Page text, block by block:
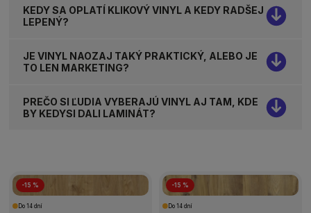
KEDY SA OPLATÍ KLIKOVÝ VINYL A KEDY RADŠEJ
LEPENÝ?
JE VINYL NAOZAJ TAKÝ PRAKTICKÝ, ALEBO JE
TO LEN MARKETING?
PREČO SI ĽUDIA VYBERAJÚ VINYL AJ TAM, KDE
BY KEDYSI DALI LAMINÁT?
-15 %
Do 14 dní
-15 %
Do 14 dní